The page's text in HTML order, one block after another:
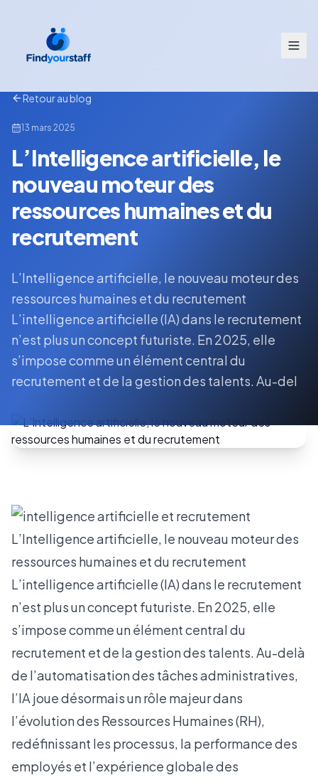
Retour au blog
13 mars 2025
L’Intelligence artificielle, le
nouveau moteur des
ressources humaines et du
recrutement
L’Intelligence artificielle, le nouveau moteur des
ressources humaines et du recrutement
L’intelligence artificielle (IA) dans le recrutement
n’est plus un concept futuriste. En 2025, elle
s’impose comme un élément central du
recrutement et de la gestion des talents. Au-del
L’Intelligence artificielle, le nouveau moteur des
ressources humaines et du recrutement
L’intelligence artificielle (IA) dans le recrutement
n’est plus un concept futuriste. En 2025, elle
s’impose comme un élément central du
recrutement et de la gestion des talents. Au-delà
de l’automatisation des tâches administratives,
l’IA joue désormais un rôle majeur dans
l’évolution des Ressources Humaines (RH),
redéfinissant les processus, la performance des
employés et l’expérience globale des